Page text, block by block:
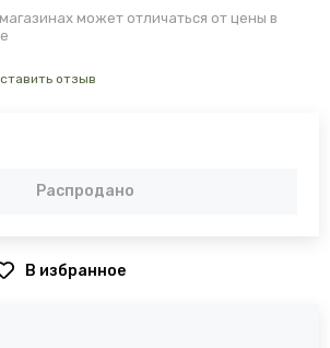
может отличаться от цены в
отзыв
Распродано
В избранное